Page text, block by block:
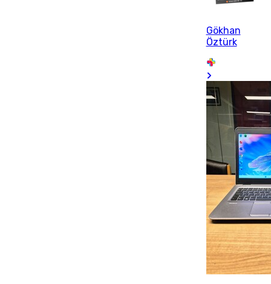
Gökhan
Öztürk